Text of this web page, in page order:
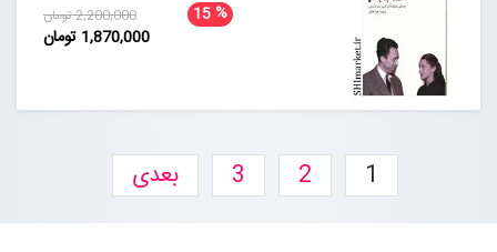
15% 2,200,000 تومان
1,870,000 تومان
1
2
3 بعدی